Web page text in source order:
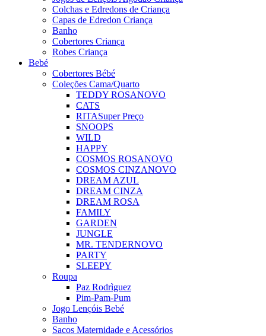
Colchas e Edredons de Criança
Capas de Edredon Criança
Banho
Cobertores Criança
Robes Criança
Bebé
Cobertores Bébé
Coleções Cama/Quarto
TEDDY ROSANOVO
CATS
RITASuper Preço
SNOOPS
WILD
HAPPY
COSMOS ROSANOVO
COSMOS CINZANOVO
DREAM AZUL
DREAM CINZA
DREAM ROSA
FAMILY
GARDEN
JUNGLE
MR. TENDERNOVO
PARTY
SLEEPY
Roupa
Paz Rodrìguez
Pim-Pam-Pum
Jogo Lençóis Bebé
Banho
Sacos Maternidade e Acessórios